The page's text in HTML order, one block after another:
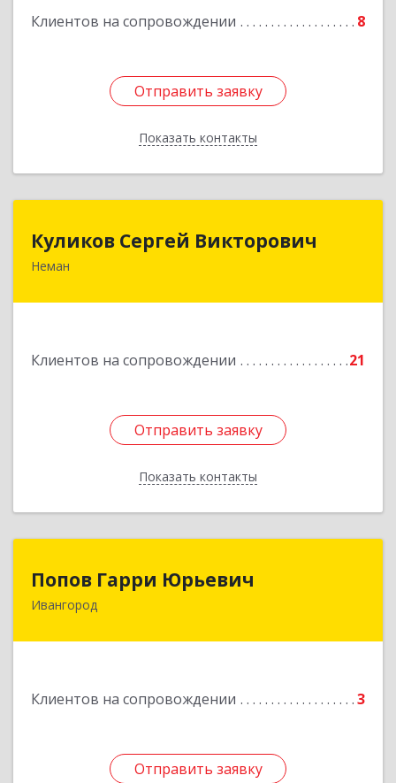
Клиентов на сопровождении 8
Отправить заявку
Показать контакты
Отправить заявку
Назад
Куликов Сергей Викторович
Неман
Клиентов на сопровождении 21
Отправить заявку
Показать контакты
Куликов Сергей Викторович
Отправить заявку
Назад
Попов Гарри Юрьевич
Ивангород
Клиентов на сопровождении 3
Отправить заявку
Отправить заявку